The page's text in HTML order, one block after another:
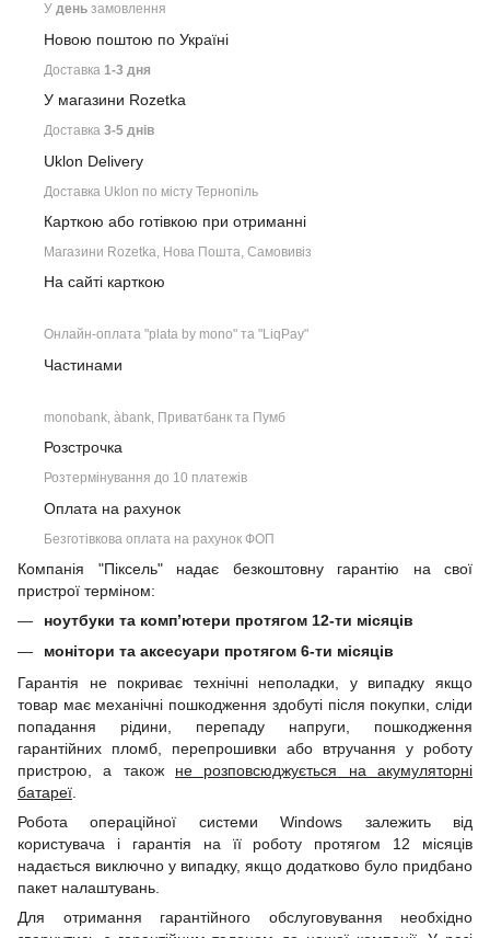
У день замовлення
Новою поштою по Україні
Доставка 1-3 дня
У магазини Rozetka
Доставка 3-5 днів
Uklon Delivery
Доставка Uklon по місту Тернопіль
Карткою або готівкою при отриманні
Магазини Rozetka, Нова Пошта, Самовивіз
На сайті карткою
Онлайн-оплата "plata by mono" та "LiqPay"
Частинами
monobank, àbank, Приватбанк та Пумб
Розстрочка
Розтермінування до 10 платежів
Оплата на рахунок
Безготівкова оплата на рахунок ФОП
Компанія "Піксель" надає безкоштовну гарантію на свої
пристрої терміном:
ноутбуки та комп’ютери протягом 12-ти місяців
монітори та аксесуари протягом 6-ти місяців
Гарантія не покриває технічні неполадки, у випадку якщо
товар має механічні пошкодження здобуті після покупки, сліди
попадання рідини, перепаду напруги, пошкодження
гарантійних пломб, перепрошивки або втручання у роботу
пристрою, а також не розповсюджується на акумуляторні
батареї
Робота операційної системи Windows залежить від
користувача і гарантія на її роботу протягом 12 місяців
надається виключно у випадку, якщо додатково було придбано
пакет налаштувань.
Для отримання гарантійного обслуговування необхідно